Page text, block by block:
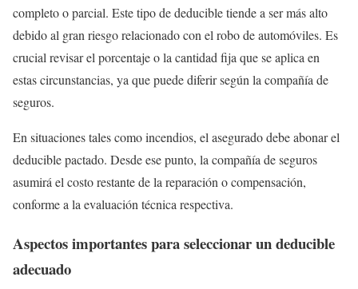
completo o parcial. Este tipo de deducible tiende a ser más alto
debido al gran riesgo relacionado con el robo de automóviles. Es
crucial revisar el porcentaje o la cantidad fija que se aplica en
estas circunstancias, ya que puede diferir según la compañía de
seguros.
En situaciones tales como incendios, el asegurado debe abonar el
deducible pactado. Desde ese punto, la compañía de seguros
asumirá el costo restante de la reparación o compensación,
conforme a la evaluación técnica respectiva.
Aspectos importantes para seleccionar un deducible
adecuado